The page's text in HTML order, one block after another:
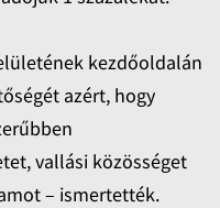
kezdőoldalán
azért, hogy
vallási közösséget
– ismertették.